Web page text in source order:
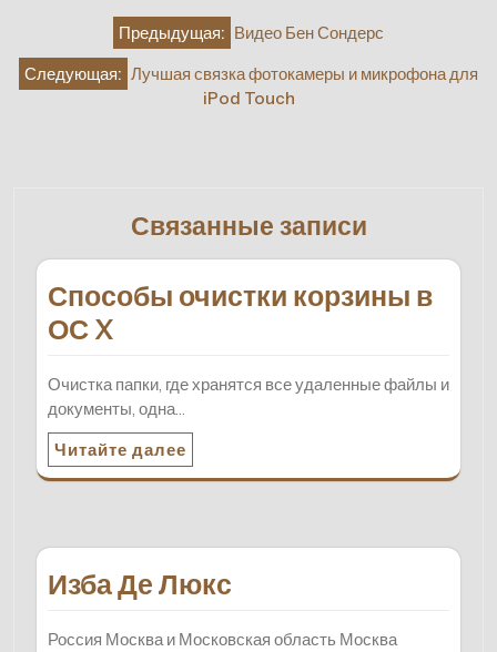
Навигация
по
записям
Предыдущая: Видео Бен Сондерс
Следующая: Лучшая связка фотокамеры и микрофона для
iPod Touch
Связанные записи
Способы очистки корзины в
ОС X
Очистка папки, где хранятся все удаленные файлы и
документы, одна…
Читайте далее
Изба Де Люкс
Россия Москва и Московская область Москва